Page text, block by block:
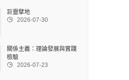
巨靈擘地
 2026-07-30
關係主義：理論發展與實踐
檢驗
 2026-07-23